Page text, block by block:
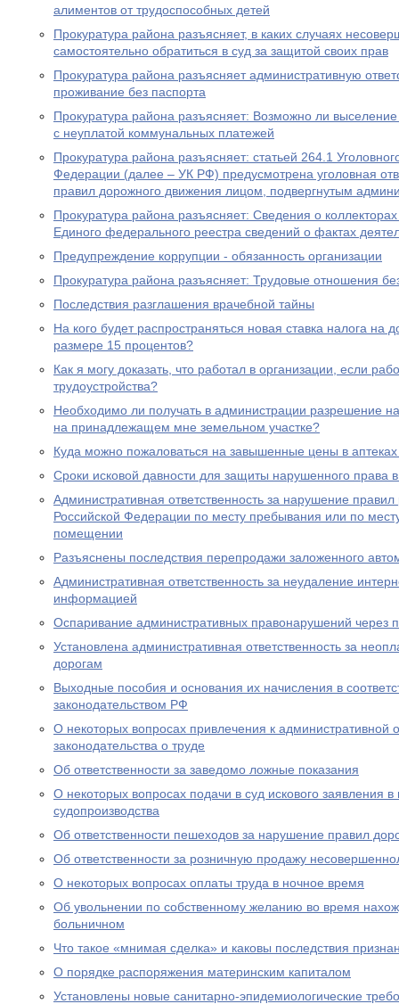
алиментов от трудоспособных детей
Прокуратура района разъясняет, в каких случаях
самостоятельно обратиться в суд за защитой своих прав
Прокуратура района разъясняет административную
проживание без паспорта
Прокуратура района разъясняет: Возможно ли
с неуплатой коммунальных платежей
Прокуратура района разъясняет: статьей 264.1
Федерации (далее – УК РФ) предусмотрена уголовная
правил дорожного движения лицом, подвергнутым
Прокуратура района разъясняет: Сведения о
Единого федерального реестра сведений о фактах
Предупреждение коррупции - обязанность организации
Прокуратура района разъясняет: Трудовые отношения
Последствия разглашения врачебной тайны
На кого будет распространяться новая ставка налога на
размере 15 процентов?
Как я могу доказать, что работал в организации, если
трудоустройства?
Необходимо ли получать в администрации разрешение
на принадлежащем мне земельном участке?
Куда можно пожаловаться на завышенные цены в
Сроки исковой давности для защиты нарушенного права
Административная ответственность за нарушение
Российской Федерации по месту пребывания или по
помещении
Разъяснены последствия перепродажи заложенного
Административная ответственность за неудаление
информацией
Оспаривание административных правонарушений через
Установлена административная ответственность за
дорогам
Выходные пособия и основания их начисления в
законодательством РФ
О некоторых вопросах привлечения к административной
законодательства о труде
Об ответственности за заведомо ложные показания
О некоторых вопросах подачи в суд искового заявления в
судопроизводства
Об ответственности пешеходов за нарушение правил
Об ответственности за розничную продажу
О некоторых вопросах оплаты труда в ночное время
Об увольнении по собственному желанию во время
больничном
Что такое «мнимая сделка» и каковы последствия
О порядке распоряжения материнским капиталом
Установлены новые санитарно-эпидемиологические